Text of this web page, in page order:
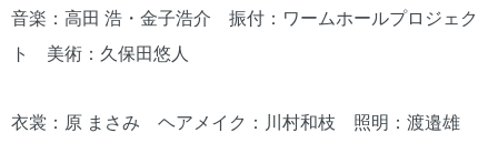
音楽：高田 浩・金子浩介 振付：ワームホールプロジェク
ト 美術：久保田悠人
衣裳：原 まさみ ヘアメイク：川村和枝 照明：渡邉雄